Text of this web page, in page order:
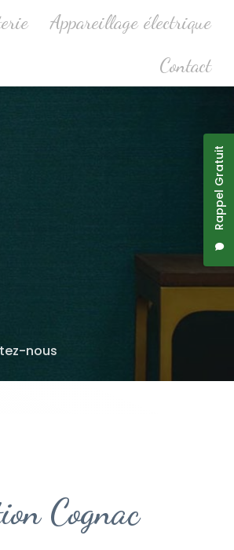
Rappel Gratuit
Appareillage électrique
Contact
nous
Cognac